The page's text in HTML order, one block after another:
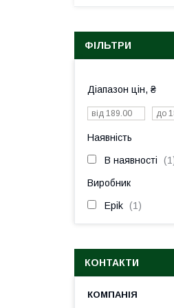
ФІЛЬТРИ
Діапазон цін, ₴
Наявність
В наявності 1
Виробник
Epik 1
КОНТАКТИ